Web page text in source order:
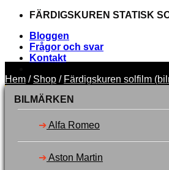
Skip
content
FÄRDIGSKUREN STATISK
Bloggen
Frågor och svar
Kontakt
efter:
Hem / Shop / Färdigskuren solfilm
BILMÄRKEN
➔Alfa Romeo
➔Aston Martin